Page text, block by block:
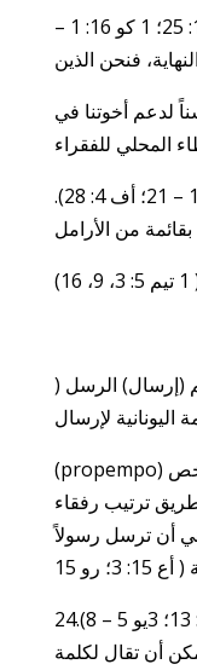
الوفاء بالحاجة ( أع 11: 27 – 30؛ 12: 25؛ 1 كو 16: 1 –
لدعم أخوتنا في
المحلي للفقراء
بسرية ومباشرةً ( مت 6: 1 – 4، 19 – 21؛ أف 4: 28).
من الأرامل
(إرسال) الرسل (
اليونانية لإرسال
(propempo) ملاتبطة في العهد الجديد بمساعدة شخص
ترتيب رفقاء
أن ترسل رسولاً
24؛ 1 كو 16: 6، 11؛ 2كو 1: 16؛ تي 3: 13؛ 3يو 5 – 8).
أن تقال لكلمة